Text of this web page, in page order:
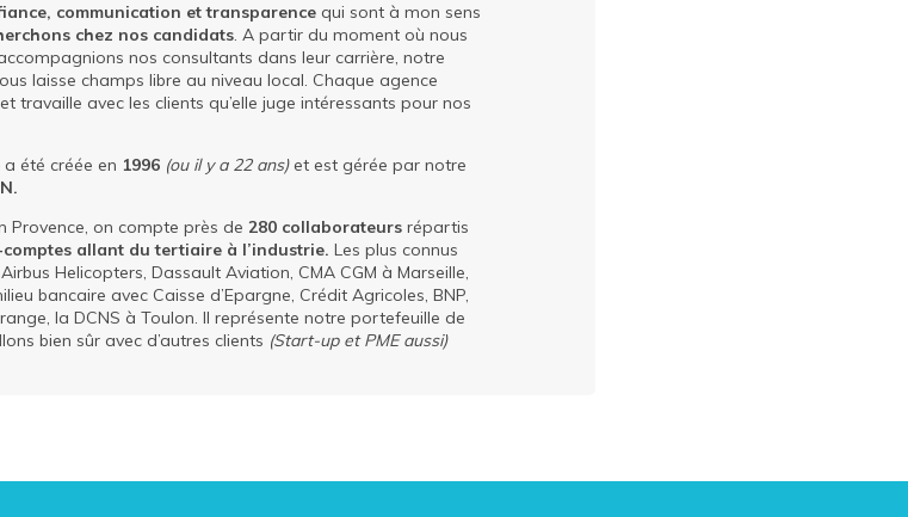
communication et transparence qui sont à mon sens
chez nos candidats. A partir du moment où nous
nos consultants dans leur carrière, notre
laisse champs libre au niveau local. Chaque agence
travaille avec les clients qu’elle juge intéressants pour nos
a été créée en 1996 (ou il y a 22 ans)et est gérée par notre
Provence, on compte près de280 collaborateurs répartis
allant du tertiaire à l’industrie. Les plus connus
Helicopters, Dassault Aviation, CMA CGM à Marseille,
bancaire avec Caisse d’Epargne, Crédit Agricoles, BNP,
la DCNS à Toulon. Il représente notre portefeuille de
bien sûr avec d’autres clients (Start-up et PME aussi)